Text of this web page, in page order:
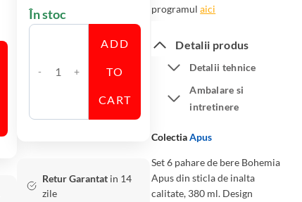
În stoc
C
a
ADD
TO
CART
Retur Garantat in 14
zile
programulaici
Detalii produs
Detalii tehnice
Ambalare si
intretinere
ColectiaApus
Set 6 pahare de bere Bohemia
Apus din sticla de inalta
calitate, 380 ml. Design